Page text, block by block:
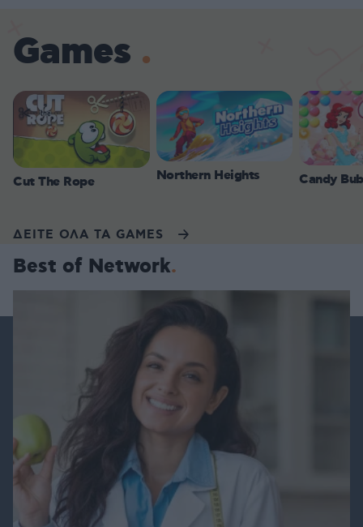
Games
Cut The Rope Northern Heights Candy
ΔΕΙΤΕ ΟΛΑ ΤΑ GAMES
Best of Network